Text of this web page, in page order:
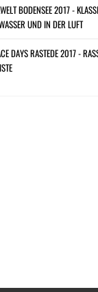
BODENSEE 2017 -
UND IN DER LUFT
DAYS RASTEDE 2017 -